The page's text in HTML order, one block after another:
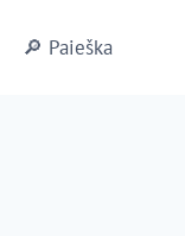
🔎 Paieška